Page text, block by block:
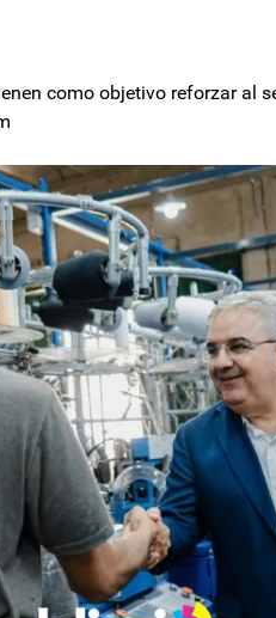
como objetivo reforzar al